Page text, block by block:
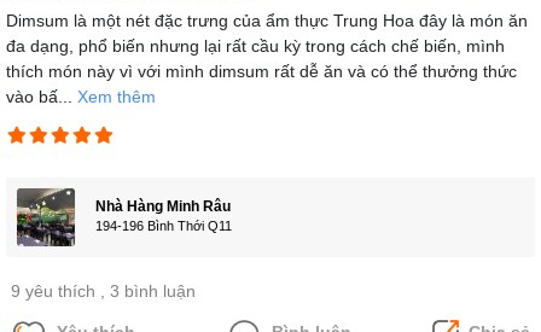
Dimsum là một nét đặc trưng của ẩm thực Trung Hoa đây là món ăn
đa dạng, phổ biến nhưng lại rất cầu kỳ trong cách chế biến, mình
thích món này vì với mình dimsum rất dễ ăn và có thể thưởng thức
vào bấ... Xem thêm
Nhà Hàng Minh Râu
194-196 Bình Thới Q11
9 yêu thích , 3 bình luận